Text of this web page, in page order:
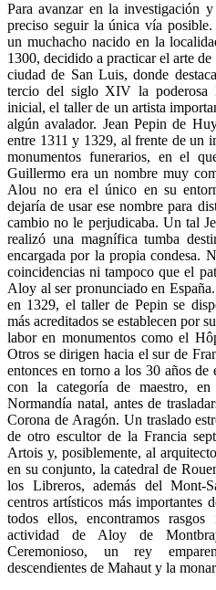
Para avanzar en la investigación
preciso seguir la única vía
un muchacho nacido en la
1300, decidido a practicar el arte
ciudad de San Luis, donde
tercio del siglo XIV la poderosa
inicial, el taller de un artista
algún avalador. Jean Pepin de
entre 1311 y 1329, al frente de un
monumentos funerarios, en el
Guillermo era un nombre muy
Alou no era el único en su
dejaría de usar ese nombre para
cambio no le perjudicaba. Un tal
realizó una magnífica tumba
encargada por la propia condesa.
coincidencias ni tampoco que el
Aloy al ser pronunciado en
en 1329, el taller de Pepin se
más acreditados se establecen por
labor en monumentos como el
Otros se dirigen hacia el sur de
entonces en torno a los 30 años
con la categoría de maestro,
Normandía natal, antes de
Corona de Aragón. Un traslado
de otro escultor de la Francia
Artois y, posiblemente, al
en su conjunto, la catedral de
los Libreros, además del Mont-
centros artísticos más importantes
todos ellos, encontramos
actividad de Aloy de
Ceremonioso, un rey
descendientes de Mahaut y la